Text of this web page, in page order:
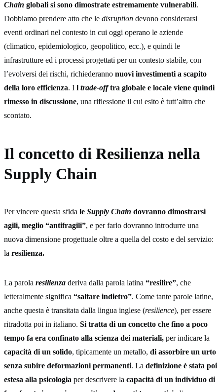
Chain globali si sono dimostrate estremamente vulnerabili.
Dobbiamo prendere atto che le disruption devono considerarsi
eventi ordinari nel contesto in cui oggi operano le aziende
(climatico, epidemiologico, geopolitico, ecc.), e quindi le
infrastrutture ed i processi progettati per un contesto stabile, con
l’evolversi dei rischi, richiederanno nuovi investimenti a scapito
della loro efficienza. I l trade-off tra globale e locale viene quindi
rimesso in discussione, una riflessione il cui esito è tutt’altro che
scontato.
Il concetto di Resilienza nella
Supply Chain
Per vincere questa sfida le Supply Chain dovranno dimostrarsi
agili, meglio “antifragili”, e per farlo dovranno introdurre una
nuova dimensione progettuale oltre a quella del costo e del servizio:
la resilienza.
La parola resilienza deriva dalla parola latina “resilire”, che
letteralmente significa “saltare indietro”. Come tante parole latine,
anche questa è transitata dalla lingua inglese (resilience), per essere
ritradotta poi in italiano. Si tratta di un concetto che fino a poco
tempo fa era confinato alla scienza dei materiali, per indicare la
capacità di un solido, tipicamente un metallo, di assorbire un urto
senza subire deformazioni permanenti. La definizione è stata poi
estesa alla psicologia per descrivere la capacità di un individuo di